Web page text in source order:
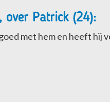
over Patrick (24):
met hem en heeft hij